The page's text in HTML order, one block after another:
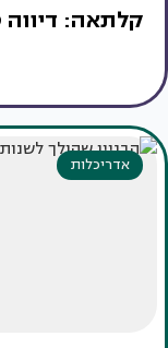
קלתאה: דיווה
אדריכלות